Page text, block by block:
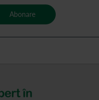
Abonare